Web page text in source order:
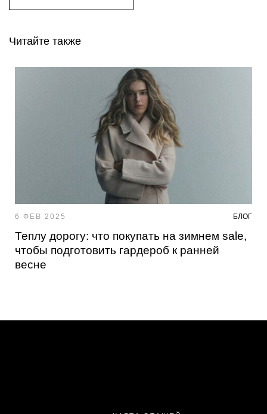
Читайте также
6 ФЕВ 2025 БЛОГ
Теплу дорогу: что покупать на зимнем sale,
чтобы подготовить гардероб к ранней
весне